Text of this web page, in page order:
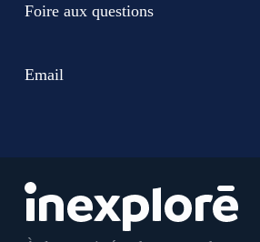
Foire aux questions
Email